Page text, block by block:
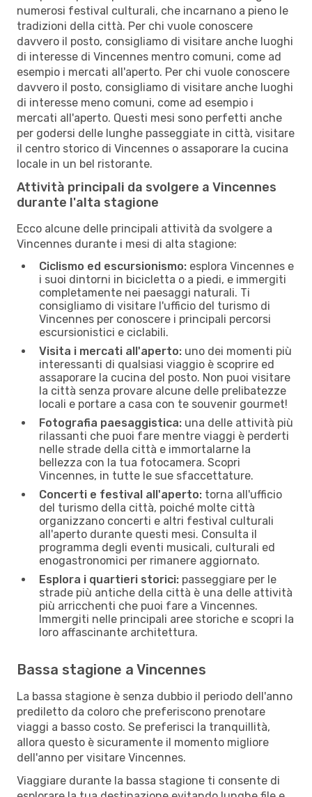
numerosi festival culturali, che incarnano a pieno le
tradizioni della città. Per chi vuole conoscere
davvero il posto, consigliamo di visitare anche luoghi
di interesse di Vincennes mentro comuni, come ad
esempio i mercati all'aperto. Per chi vuole conoscere
davvero il posto, consigliamo di visitare anche luoghi
di interesse meno comuni, come ad esempio i
mercati all'aperto. Questi mesi sono perfetti anche
per godersi delle lunghe passeggiate in città, visitare
il centro storico di Vincennes o assaporare la cucina
locale in un bel ristorante.
Attività principali da svolgere a Vincennes
durante l'alta stagione
Ecco alcune delle principali attività da svolgere a
Vincennes durante i mesi di alta stagione:
Ciclismo ed escursionismo: esplora Vincennes e
i suoi dintorni in bicicletta o a piedi, e immergiti
completamente nei paesaggi naturali. Ti
consigliamo di visitare l'ufficio del turismo di
Vincennes per conoscere i principali percorsi
escursionistici e ciclabili.
Visita i mercati all'aperto: uno dei momenti più
interessanti di qualsiasi viaggio è scoprire ed
assaporare la cucina del posto. Non puoi visitare
la città senza provare alcune delle prelibatezze
locali e portare a casa con te souvenir gourmet!
Fotografia paesaggistica: una delle attività più
rilassanti che puoi fare mentre viaggi è perderti
nelle strade della città e immortalarne la
bellezza con la tua fotocamera. Scopri
Vincennes, in tutte le sue sfaccettature.
Concerti e festival all'aperto: torna all'ufficio
del turismo della città, poiché molte città
organizzano concerti e altri festival culturali
all'aperto durante questi mesi. Consulta il
programma degli eventi musicali, culturali ed
enogastronomici per rimanere aggiornato.
Esplora i quartieri storici: passeggiare per le
strade più antiche della città è una delle attività
più arricchenti che puoi fare a Vincennes.
Immergiti nelle principali aree storiche e scopri la
loro affascinante architettura.
Bassa stagione a Vincennes
La bassa stagione è senza dubbio il periodo dell'anno
prediletto da coloro che preferiscono prenotare
viaggi a basso costo. Se preferisci la tranquillità,
allora questo è sicuramente il momento migliore
dell'anno per visitare Vincennes.
Viaggiare durante la bassa stagione ti consente di